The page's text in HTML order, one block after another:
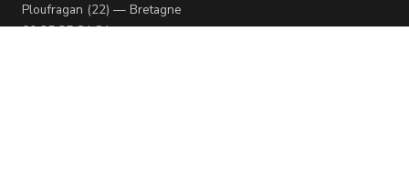
Ploufragan (22) — Bretagne
06 35 35 84 84